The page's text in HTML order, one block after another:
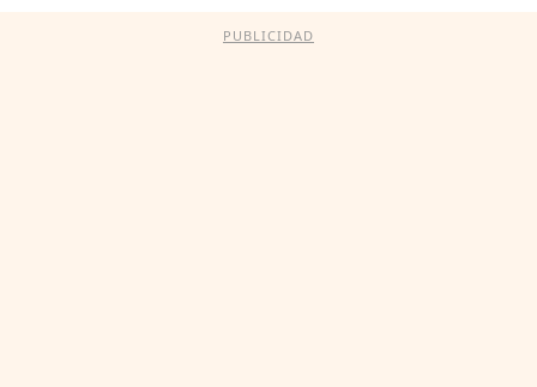
PUBLICIDAD